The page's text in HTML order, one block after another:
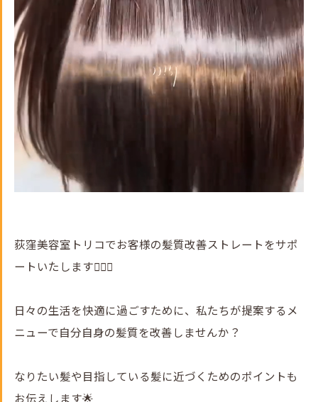
荻窪美容室トリコでお客様の髪質改善ストレートをサポ
ートいたします💇‍♀️✨
日々の生活を快適に過ごすために、私たちが提案するメ
ニューで自分自身の髪質を改善しませんか？
なりたい髪や目指している髪に近づくためのポイントも
お伝えします🌟